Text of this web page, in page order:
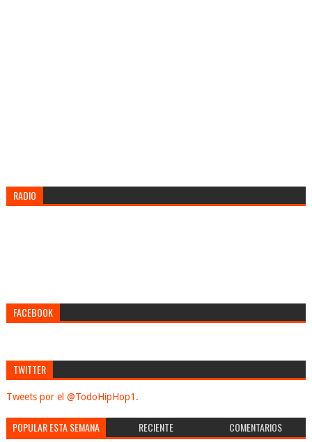
RADIO
FACEBOOK
TWITTER
Tweets por el @TodoHipHop1.
POPULAR ESTA SEMANA RECIENTE COMENTARIOS